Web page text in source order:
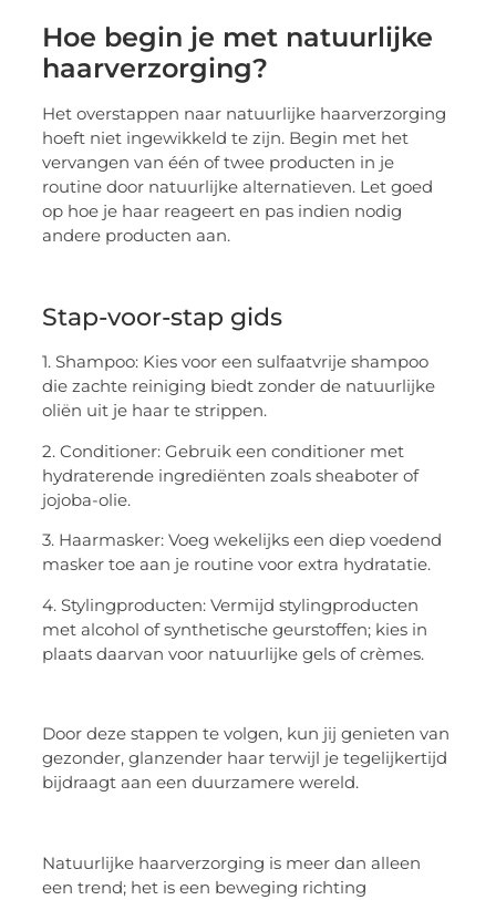
Hoe begin je met natuurlijke
haarverzorging?
Het overstappen naar natuurlijke haarverzorging
hoeft niet ingewikkeld te zijn. Begin met het
vervangen van één of twee producten in je
routine door natuurlijke alternatieven. Let goed
op hoe je haar reageert en pas indien nodig
andere producten aan.
Stap-voor-stap gids
1. Shampoo: Kies voor een sulfaatvrije shampoo
die zachte reiniging biedt zonder de natuurlijke
oliën uit je haar te strippen.
2. Conditioner: Gebruik een conditioner met
hydraterende ingrediënten zoals sheaboter of
jojoba-olie.
3. Haarmasker: Voeg wekelijks een diep voedend
masker toe aan je routine voor extra hydratatie.
4. Stylingproducten: Vermijd stylingproducten
met alcohol of synthetische geurstoffen; kies in
plaats daarvan voor natuurlijke gels of crèmes.
Door deze stappen te volgen, kun jij genieten van
gezonder, glanzender haar terwijl je tegelijkertijd
bijdraagt aan een duurzamere wereld.
Natuurlijke haarverzorging is meer dan alleen
een trend; het is een beweging richting